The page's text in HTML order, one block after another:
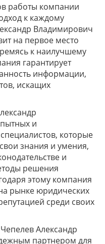
работы компании
к каждому
Владимирович
на первое место
к наилучшему
гарантирует
информации,
искащих
и
которые
знания и умения,
и
решения
этому компания
рынке юридических
среди своих
Александр
партнером для